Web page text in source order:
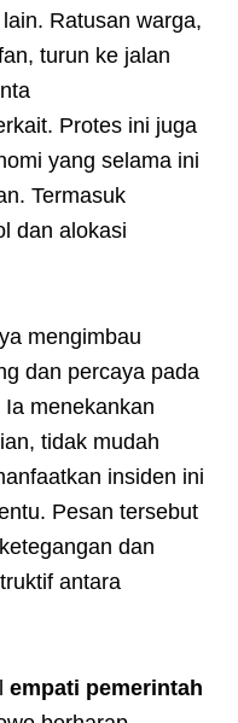
Ratusan warga,
turun ke jalan
Protes ini juga
yang selama ini
Termasuk
dan alokasi
mengimbau
dan percaya pada
menekankan
tidak mudah
insiden ini
Pesan tersebut
dan
antara
empati pemerintah